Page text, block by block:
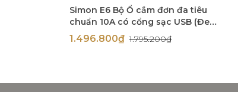
Simon E6 Bộ Ổ cắm đơn đa tiêu
chuẩn 10A có cổng sạc USB (Đen),
72E725-26
1.496.800₫1.795.200₫